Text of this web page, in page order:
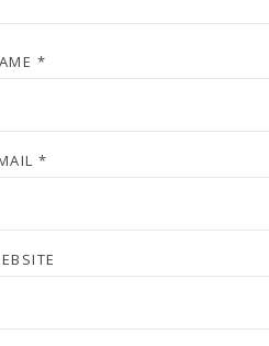
*
*